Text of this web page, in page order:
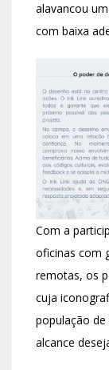
alavancou
com baixa
Com a
oficinas com
remotas, os
cuja
população
alcance